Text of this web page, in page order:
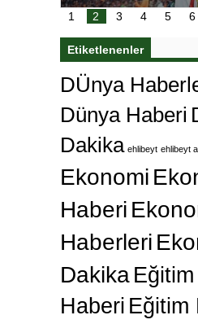
1 2 3 4 5 6
Etiketlenenler
DÜnya
Dünya Haberi
Dakika ehlibeyt ehlibeyt
Ekonomi
Haberi
Haberleri
Dakika Eğitim
Haberi Eğitim